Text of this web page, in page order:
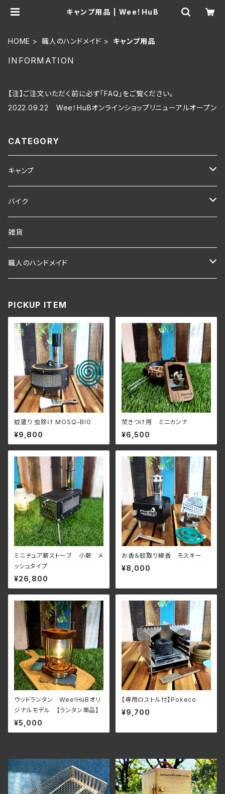
キャンプ用品 | Wee！HuB
HOME 職人のハンドメイド キャンプ用品
INFORMATION
【注】ご注文いただく前に必ず「FAQ」をご覧ください。
2022.09.22 Wee！HuBオンラインショップリニューアルオープン
CATEGORY
キャンプ
キャンプギア
ポケットコンロ
Pokeco 専用オプション
ミニチュア薪ストーブ 小薪
小薪 専用オプション品
焚き火台 無骨さん
ランタン
オイルキャンドル
バイク
アクセサリー
雑貨
職人のハンドメイド
PICKUP ITEM
蚊遣り 虫除け MOSQ-BIG
¥9,800
焚きつけ用 ミニカンナ
¥6,500
ミニチュア薪ストーブ 小薪 メ
ッシュタイプ
¥26,800
お香＆蚊取り線香 モスキー
¥8,000
ウッドランタン Wee!HuBオリ
ジナルモデル 【ランタン単品】
¥5,000
【専用ロストル付】Pokeco
¥9,700